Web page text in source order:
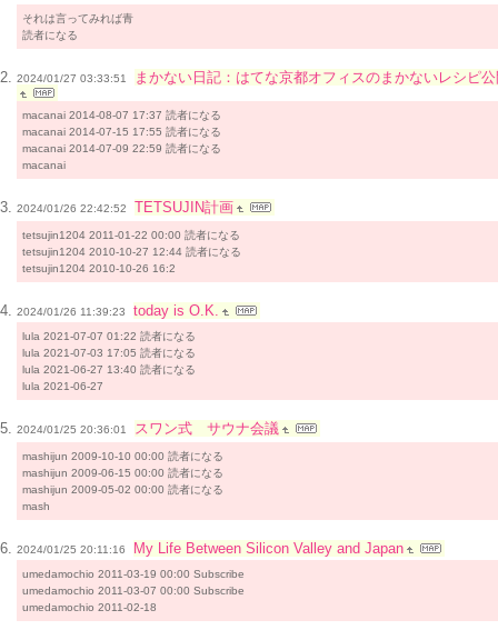
それは言ってみれば青
読者になる
2024/01/27 03:33:51 まかない日記：はてな京都オフィスのまかないレシピ
macanai 2014-08-07 17:37 読者になる
macanai 2014-07-15 17:55 読者になる
macanai 2014-07-09 22:59 読者になる
macanai
2024/01/26 22:42:52 TETSUJIN計画
tetsujin1204 2011-01-22 00:00 読者になる
tetsujin1204 2010-10-27 12:44 読者になる
tetsujin1204 2010-10-26 16:2
2024/01/26 11:39:23 today is O.K.
lula 2021-07-07 01:22 読者になる
lula 2021-07-03 17:05 読者になる
lula 2021-06-27 13:40 読者になる
lula 2021-06-27
2024/01/25 20:36:01 スワン式 サウナ会議
mashijun 2009-10-10 00:00 読者になる
mashijun 2009-06-15 00:00 読者になる
mashijun 2009-05-02 00:00 読者になる
mash
2024/01/25 20:11:16 My Life Between Silicon Valley and Japan
umedamochio 2011-03-19 00:00 Subscribe
umedamochio 2011-03-07 00:00 Subscribe
umedamochio 2011-02-18